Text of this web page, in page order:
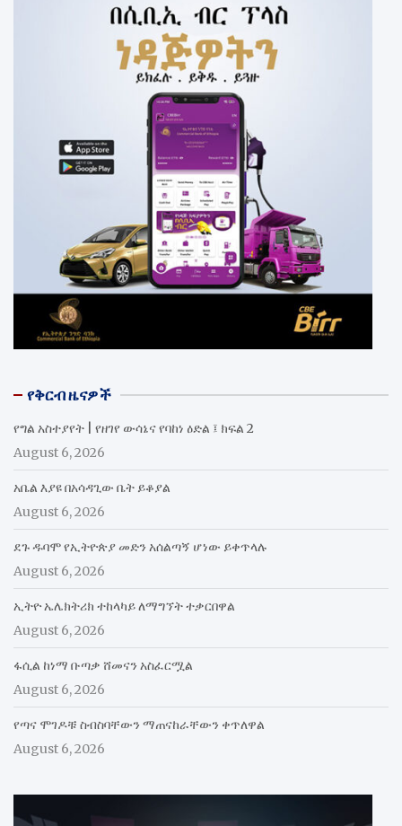
የቅርብ ዜናዎች
የግል አስተያየት | የዘገየ ውሳኔና የባከነ ዕድል ፤ ክፍል 2
August 6, 2026
አቤል እያዩ በአሳዳጊው ቤት ይቆያል
August 6, 2026
ደጉ ዱባሞ የኢትዮጵያ መድን አሰልጣኝ ሆነው ይቀጥላሉ
August 6, 2026
ኢትዮ ኤሌክትሪክ ተከላካይ ለማግኘት ተቃርበዋል
August 6, 2026
ፋሲል ከነማ ቡጣቃ ሸመናን አስፈርሟል
August 6, 2026
የጣና ሞገዶቹ ስብስባቸውን ማጠናከራቸውን ቀጥለዋል
August 6, 2026